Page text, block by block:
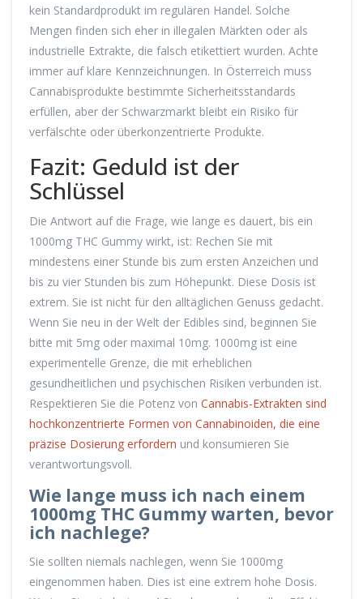
kein Standardprodukt im regulären Handel. Solche
Mengen finden sich eher in illegalen Märkten oder als
industrielle Extrakte, die falsch etikettiert wurden. Achte
immer auf klare Kennzeichnungen. In Österreich muss
Cannabisprodukte bestimmte Sicherheitsstandards
erfüllen, aber der Schwarzmarkt bleibt ein Risiko für
verfälschte oder überkonzentrierte Produkte.
Fazit: Geduld ist der
Schlüssel
Die Antwort auf die Frage, wie lange es dauert, bis ein
1000mg THC Gummy wirkt, ist: Rechen Sie mit
mindestens einer Stunde bis zum ersten Anzeichen und
bis zu vier Stunden bis zum Höhepunkt. Diese Dosis ist
extrem. Sie ist nicht für den alltäglichen Genuss gedacht.
Wenn Sie neu in der Welt der Edibles sind, beginnen Sie
bitte mit 5mg oder maximal 10mg. 1000mg ist eine
experimentelle Grenze, die mit erheblichen
gesundheitlichen und psychischen Risiken verbunden ist.
Respektieren Sie die Potenz von Cannabis-Extrakten sind
hochkonzentrierte Formen von Cannabinoiden, die eine
präzise Dosierung erfordern und konsumieren Sie
verantwortungsvoll.
Wie lange muss ich nach einem
1000mg THC Gummy warten, bevor
ich nachlege?
Sie sollten niemals nachlegen, wenn Sie 1000mg
eingenommen haben. Dies ist eine extrem hohe Dosis.